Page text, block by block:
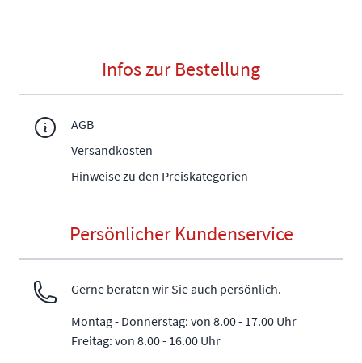
Infos zur Bestellung
AGB
Versandkosten
Hinweise zu den Preiskategorien
Persönlicher Kundenservice
Gerne beraten wir Sie auch persönlich.
Montag - Donnerstag: von 8.00 - 17.00 Uhr
Freitag: von 8.00 - 16.00 Uhr